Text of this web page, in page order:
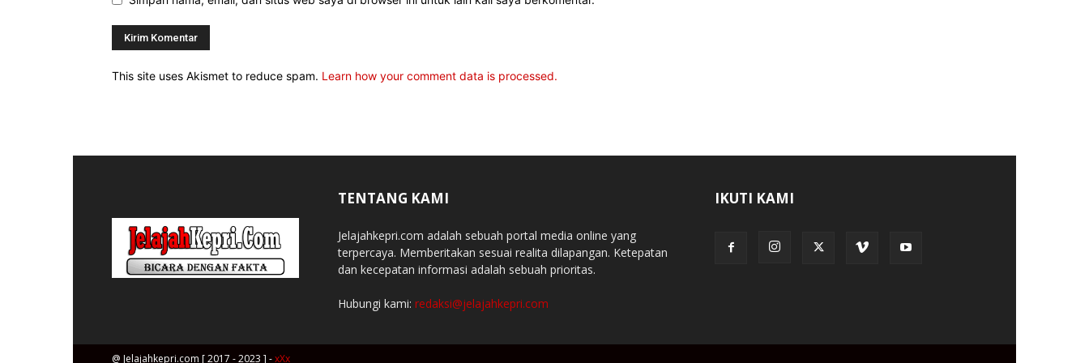
This site uses Akismet to reduce spam. Learn how your comment data is processed.
TENTANG KAMI
Jelajahkepri.com adalah sebuah portal media online yang
terpercaya. Memberitakan sesuai realita dilapangan. Ketepatan
dan kecepatan informasi adalah sebuah prioritas.
Hubungi kami: redaksi@jelajahkepri.com
IKUTI KAMI
@ Jelajahkepri.com [ 2017 - 2023 ] -xXx